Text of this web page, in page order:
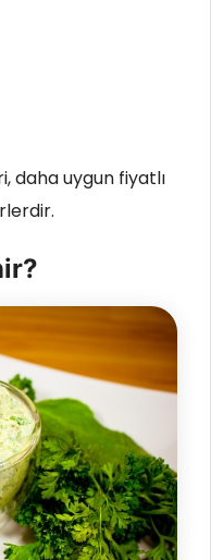
daha uygun fiyatlı